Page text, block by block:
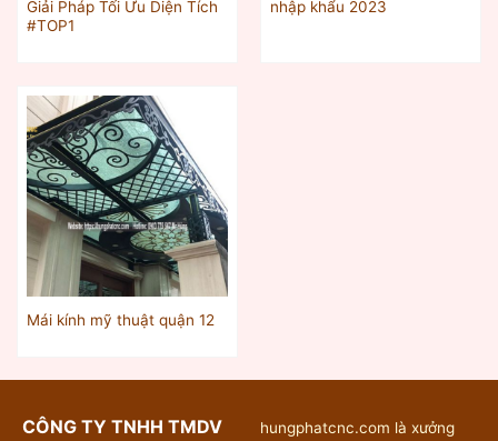
Giải Pháp Tối Ưu Diện Tích
#TOP1
nhập khẩu 2023
Mái kính mỹ thuật quận 12
CÔNG TY TNHH TMDV
hungphatcnc.com là xưởng